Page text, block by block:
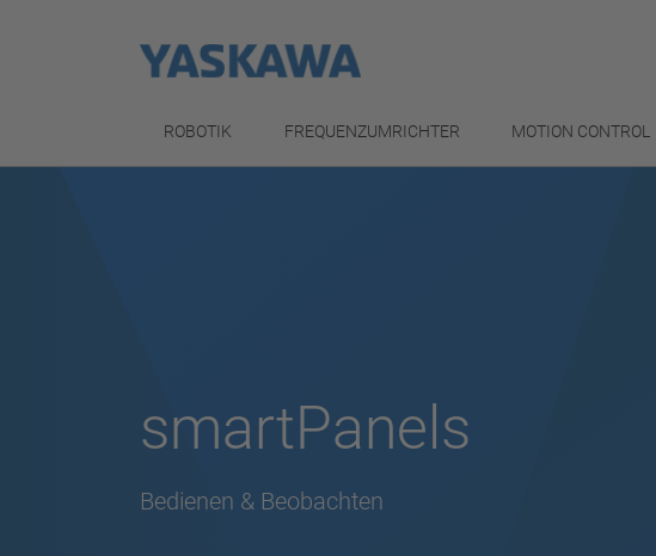
ROBOTIK FREQUENZUMRICHTER MOTION CONTROL
smartPanels
Bedienen & Beobachten